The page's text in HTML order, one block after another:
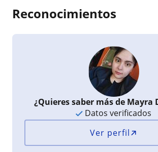
Reconocimientos
¿Quieres saber más de Mayra
Datos verificados
Ver perfil